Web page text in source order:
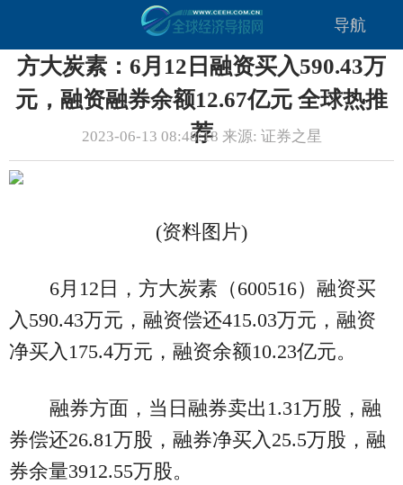
导航
方大炭素：6月12日融资买入590.43万
元，融资融券余额12.67亿元 全球热推
荐
2023-06-13 08:48:18 来源: 证券之星
(资料图片)
6月12日，方大炭素（600516）融资买
入590.43万元，融资偿还415.03万元，融资
净买入175.4万元，融资余额10.23亿元。
融券方面，当日融券卖出1.31万股，融
券偿还26.81万股，融券净买入25.5万股，融
券余量3912.55万股。